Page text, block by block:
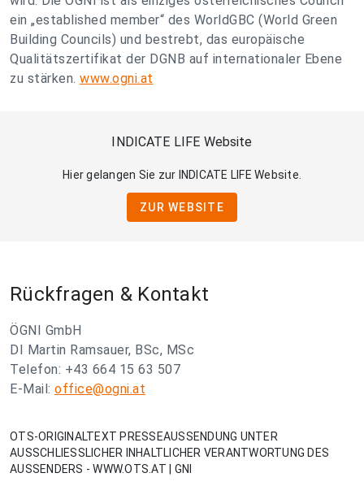
ein „established member“ des WorldGBC (World Green
Building Councils) und bestrebt, das europäische
Qualitätszertifikat der DGNB auf internationaler Ebene
zu stärken. www.ogni.at
INDICATE LIFE Website
Hier gelangen Sie zur INDICATE LIFE Website.
ZUR WEBSITE
Rückfragen & Kontakt
ÖGNI GmbH
DI Martin Ramsauer, BSc, MSc
Telefon: +43 664 15 63 507
E-Mail: office@ogni.at
OTS-ORIGINALTEXT PRESSEAUSSENDUNG UNTER
AUSSCHLIESSLICHER INHALTLICHER VERANTWORTUNG DES
AUSSENDERS - WWW.OTS.AT | GNI